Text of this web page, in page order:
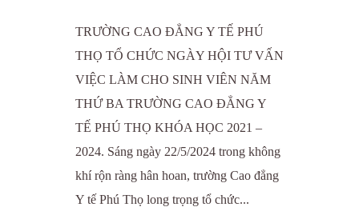
TRƯỜNG CAO ĐẲNG Y TẾ PHÚ
THỌ TỔ CHỨC NGÀY HỘI TƯ VẤN
VIỆC LÀM CHO SINH VIÊN NĂM
THỨ BA TRƯỜNG CAO ĐẲNG Y
TẾ PHÚ THỌ KHÓA HỌC 2021 –
2024. Sáng ngày 22/5/2024 trong không
khí rộn ràng hân hoan, trường Cao đẳng
Y tế Phú Thọ long trọng tổ chức...